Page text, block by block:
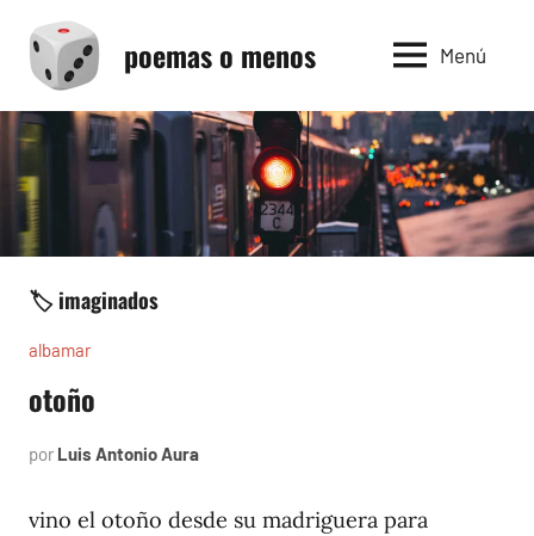
contenido
poemas o menos Menú
🏷️ imaginados
albamar
otoño
por Luis Antonio Aura
1996
vino el otoño desde su madriguera para